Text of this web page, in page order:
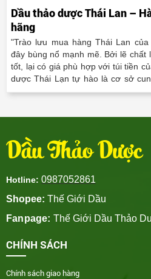
Dầu thảo dược Thái Lan –
hãng
"Trào lưu mua hàng Thái Lan
đây bùng nổ mạnh mẽ. Bởi lẽ chất
tốt, lại có giá phù hợp với túi tiền
dược Thái Lạn tự hào là cơ sở
Lan chính hãng tại Thành phố Hồ
Dầu Thảo Dược
Hotline: 0987052861
Shopee: Thế Giới Dầu
Fanpage: Thế Giới Dầu Thảo
CHÍNH SÁCH
Chính sách giao hàng